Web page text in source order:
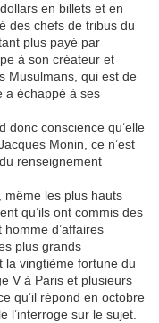
en billets et en
des chefs de tribus du
plus payé par
à son créateur et
Musulmans, qui est de
a échappé à ses
donc conscience qu’elle
Monin, ce n’est
renseignement
même les plus hauts
qu’ils ont commis des
d’affaires
plus grands
la vingtième fortune du
V à Paris et plusieurs
qu’il répond en octobre
l’interroge sur le sujet.